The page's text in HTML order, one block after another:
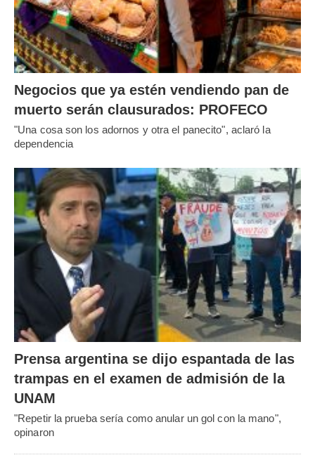
Negocios que ya estén vendiendo pan de
muerto serán clausurados: PROFECO
"Una cosa son los adornos y otra el panecito", aclaró la
dependencia
Prensa argentina se dijo espantada de las
trampas en el examen de admisión de la
UNAM
"Repetir la prueba sería como anular un gol con la mano",
opinaron